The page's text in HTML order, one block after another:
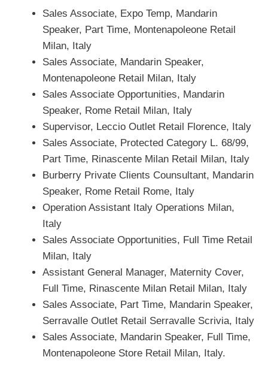
Sales Associate, Expo Temp, Mandarin
Speaker, Part Time, Montenapoleone Retail
Milan, Italy
Sales Associate, Mandarin Speaker,
Montenapoleone Retail Milan, Italy
Sales Associate Opportunities, Mandarin
Speaker, Rome Retail Milan, Italy
Supervisor, Leccio Outlet Retail Florence, Italy
Sales Associate, Protected Category L. 68/99,
Part Time, Rinascente Milan Retail Milan, Italy
Burberry Private Clients Counsultant, Mandarin
Speaker, Rome Retail Rome, Italy
Operation Assistant Italy Operations Milan,
Italy
Sales Associate Opportunities, Full Time Retail
Milan, Italy
Assistant General Manager, Maternity Cover,
Full Time, Rinascente Milan Retail Milan, Italy
Sales Associate, Part Time, Mandarin Speaker,
Serravalle Outlet Retail Serravalle Scrivia, Italy
Sales Associate, Mandarin Speaker, Full Time,
Montenapoleone Store Retail Milan, Italy.